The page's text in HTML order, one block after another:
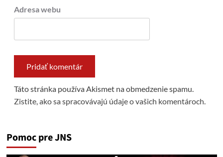
Adresa webu
Táto stránka používa Akismet na obmedzenie spamu.
Zistite, ako sa spracovávajú údaje o vašich komentároch.
Pomoc pre JNS